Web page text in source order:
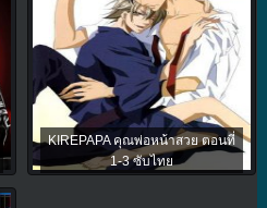
KIREPAPA คุณพ่อหน้าสวย ตอนที่
1-3 ซับไทย